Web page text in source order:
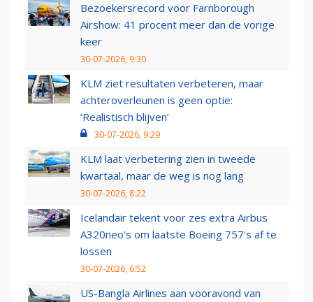
Bezoekersrecord voor Farnborough
Airshow: 41 procent meer dan de vorige
keer
30-07-2026, 9:30
KLM ziet resultaten verbeteren, maar
achteroverleunen is geen optie:
‘Realistisch blijven’
30-07-2026, 9:29
KLM laat verbetering zien in tweede
kwartaal, maar de weg is nog lang
30-07-2026, 8:22
Icelandair tekent voor zes extra Airbus
A320neo's om laatste Boeing 757's af te
lossen
30-07-2026, 6:52
US-Bangla Airlines aan vooravond van